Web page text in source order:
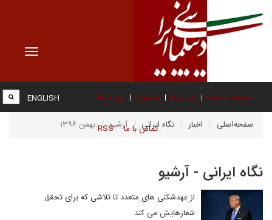
Toggle
صفحه نخست درباره ما عضویت پیوند ها
تماس با ما RSS
ENGLISH
صفحه‌اصلی اخبار نگاه ایرانی آرشیو بهمن ۱۳۹۶
نگاه ایرانی - آرشیو
از عهدشکنی های متعدد تا تلاشی که برای تحقق
شعارهایش می کند